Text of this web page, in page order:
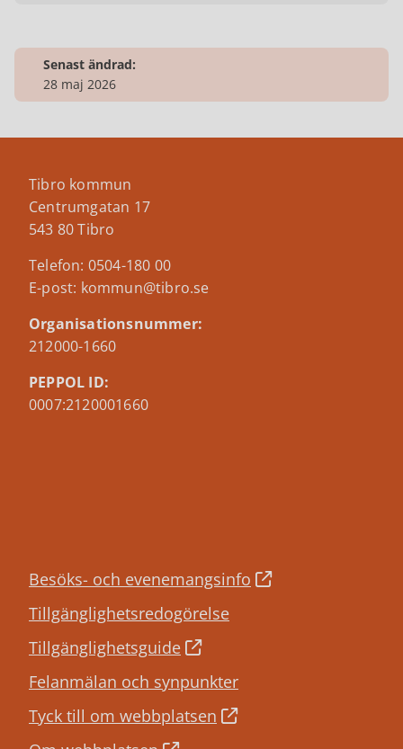
Senast ändrad:
28 maj 2026
Tibro kommun
Centrumgatan 17
543 80 Tibro
Telefon: 0504-180 00
E-post: kommun@tibro.se
Organisationsnummer:
212000-1660
PEPPOL ID:
0007:2120001660
Besöks- och evenemangsinfo
Tillgänglighetsredogörelse
Tillgänglighetsguide
Felanmälan och synpunkter
Tyck till om webbplatsen